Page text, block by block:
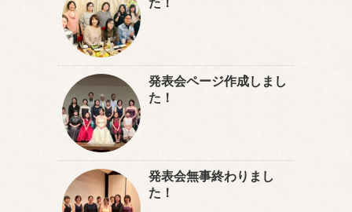
発表会ページ作成しまし
た！
発表会無事終わりまし
た！